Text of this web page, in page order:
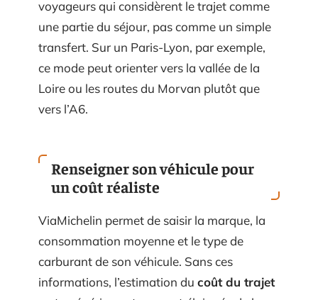
voyageurs qui considèrent le trajet comme
une partie du séjour, pas comme un simple
transfert. Sur un Paris-Lyon, par exemple,
ce mode peut orienter vers la vallée de la
Loire ou les routes du Morvan plutôt que
vers l’A6.
Renseigner son véhicule pour
un coût réaliste
ViaMichelin permet de saisir la marque, la
consommation moyenne et le type de
carburant de son véhicule. Sans ces
informations, l’estimation du coût du trajet